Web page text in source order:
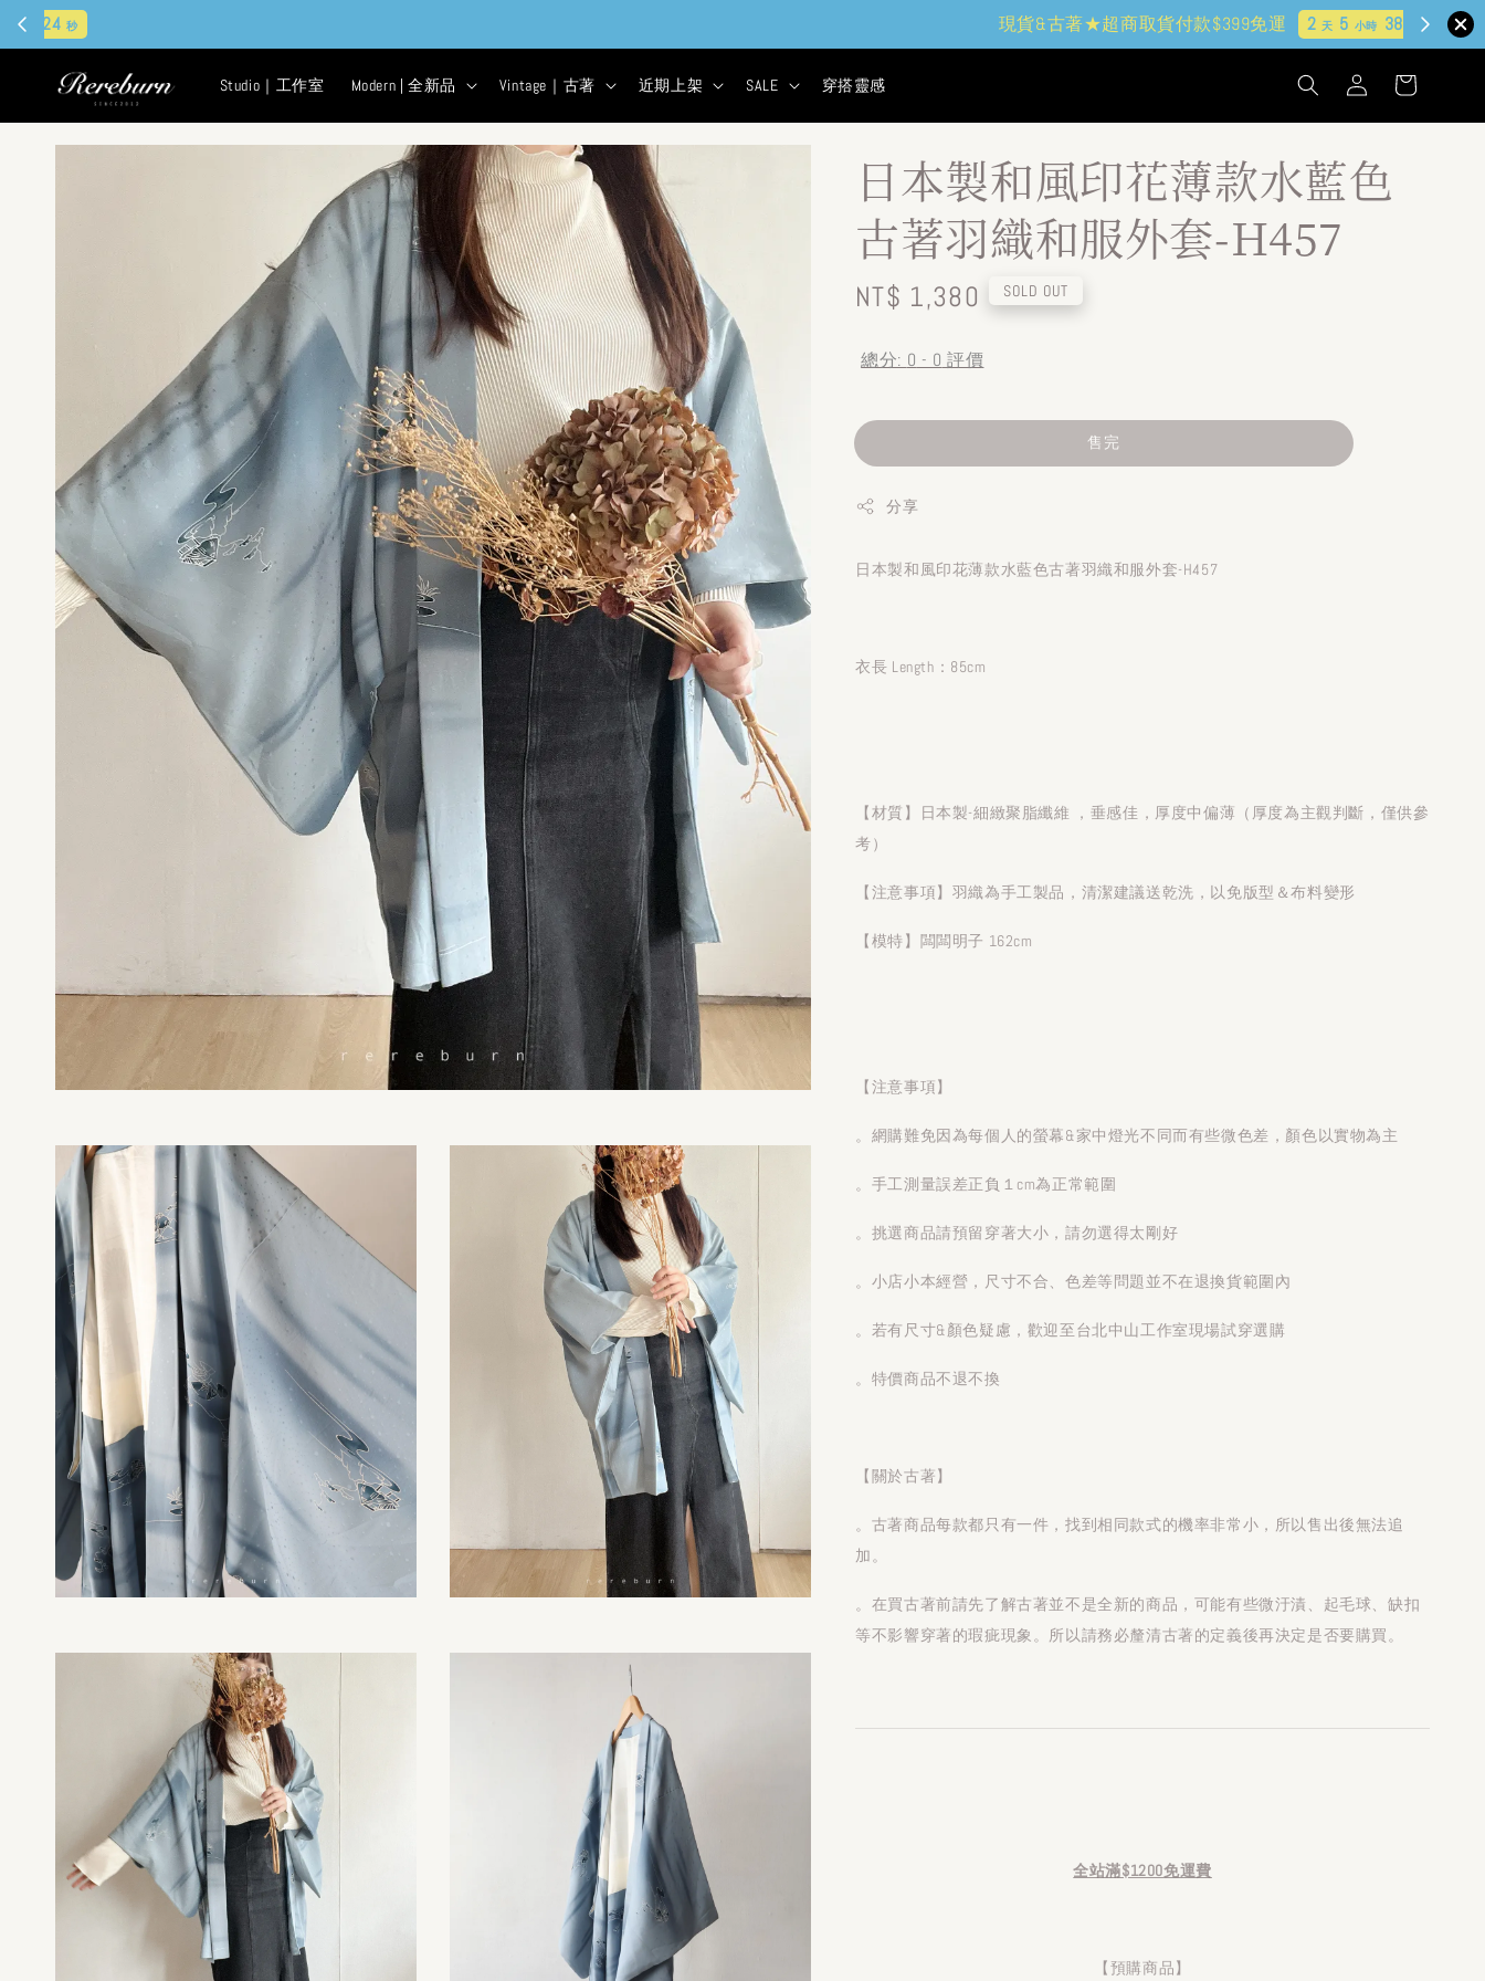
Studio｜工作室 Modern | 全新品 Vintage｜古著 近期上架 SALE 穿搭靈感
日本製和風印花薄款水藍色
古著羽織和服外套-H457
Regular
NT$ 1,380 SOLD OUT
總分: 0 - 0 評價
售完
分享
日本製和風印花薄款水藍色古著羽織和服外套-H457
衣長 Length：85cm
【材質】日本製-細緻聚脂纖維 ，垂感佳，厚度中偏薄（厚度為主觀判斷，僅供參
考）
【注意事項】羽織為手工製品，清潔建議送乾洗，以免版型＆布料變形
【模特】闆闆明子 162cm
【注意事項】
。網購難免因為每個人的螢幕&家中燈光不同而有些微色差，顏色以實物為主
。手工測量誤差正負１cm為正常範圍
。挑選商品請預留穿著大小，請勿選得太剛好
。小店小本經營，尺寸不合、色差等問題並不在退換貨範圍內
。若有尺寸&顏色疑慮，歡迎至台北中山工作室現場試穿選購
。特價商品不退不換
【關於古著】
。古著商品每款都只有一件，找到相同款式的機率非常小，所以售出後無法追
加。
。在買古著前請先了解古著並不是全新的商品，可能有些微汙漬、起毛球、缺扣
等不影響穿著的瑕疵現象。所以請務必釐清古著的定義後再決定是否要購買。
全站滿$1200免運費
【預購商品】